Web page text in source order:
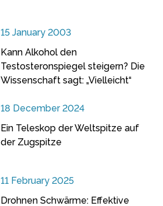
15 January 2003
Kann Alkohol den
Testosteronspiegel steigern? Die
Wissenschaft sagt: „Vielleicht“
18 December 2024
Ein Teleskop der Weltspitze auf
der Zugspitze
11 February 2025
Drohnen Schwärme: Effektive